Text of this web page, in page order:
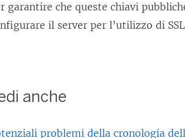
garantire che queste chiavi
il server per l’utilizzo di
anche
problemi della cronologia